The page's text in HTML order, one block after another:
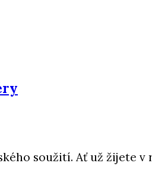
soužití. Ať už žijete